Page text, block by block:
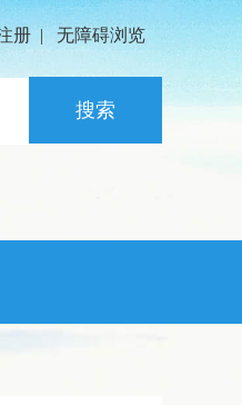
册 | 无障碍浏览
搜索